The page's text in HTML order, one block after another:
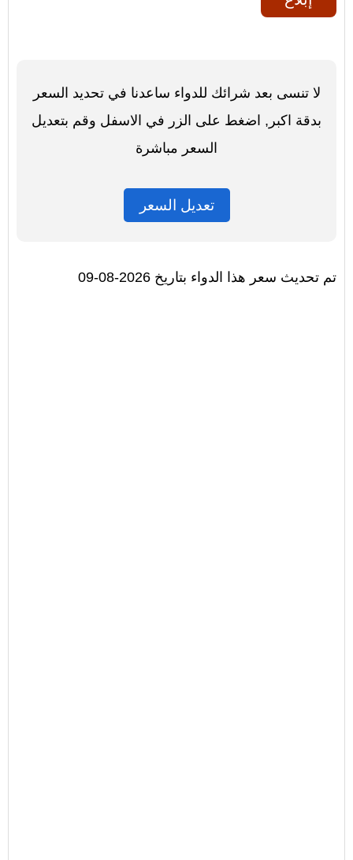
لا تنسى بعد شرائك للدواء ساعدنا في تحديد السعر
بدقة اكبر, اضغط على الزر في الاسفل وقم بتعديل
السعر مباشرة
تعديل السعر
تم تحديث سعر هذا الدواء بتاريخ 2026-08-09